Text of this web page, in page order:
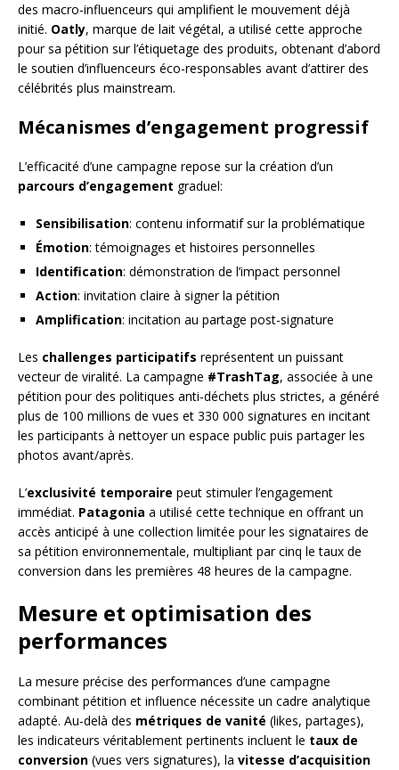
des macro-influenceurs qui amplifient le mouvement déjà
initié. Oatly, marque de lait végétal, a utilisé cette approche
pour sa pétition sur l’étiquetage des produits, obtenant d’abord
le soutien d’influenceurs éco-responsables avant d’attirer des
célébrités plus mainstream.
Mécanismes d’engagement progressif
L’efficacité d’une campagne repose sur la création d’un
parcours d’engagement graduel:
Sensibilisation: contenu informatif sur la problématique
Émotion: témoignages et histoires personnelles
Identification: démonstration de l’impact personnel
Action: invitation claire à signer la pétition
Amplification: incitation au partage post-signature
Les challenges participatifs représentent un puissant
vecteur de viralité. La campagne #TrashTag, associée à une
pétition pour des politiques anti-déchets plus strictes, a généré
plus de 100 millions de vues et 330 000 signatures en incitant
les participants à nettoyer un espace public puis partager les
photos avant/après.
L’exclusivité temporaire peut stimuler l’engagement
immédiat. Patagonia a utilisé cette technique en offrant un
accès anticipé à une collection limitée pour les signataires de
sa pétition environnementale, multipliant par cinq le taux de
conversion dans les premières 48 heures de la campagne.
Mesure et optimisation des
performances
La mesure précise des performances d’une campagne
combinant pétition et influence nécessite un cadre analytique
adapté. Au-delà des métriques de vanité (likes, partages),
les indicateurs véritablement pertinents incluent le taux de
conversion (vues vers signatures), la vitesse d’acquisition